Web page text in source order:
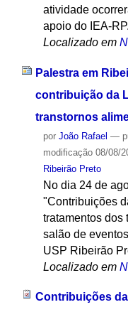
atividade
apoio do IEA-RP.
Localizado em
Palestra em
contribuição da
transtornos
por João Rafael —
modificação08/08/
Ribeirão Preto
No dia 24 de
"Contribuições
tratamentos dos
salão de
USP Ribeirão
Localizado em
Contribuições